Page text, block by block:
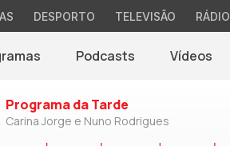
DESPORTO TELEVISÃO RÁDIO
Podcasts Vídeos
Programa da Tarde
Carina Jorge e Nuno Rodrigues